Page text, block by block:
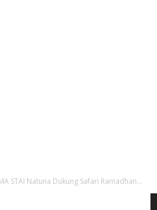
STAI Natuna Dukung Safari Ramadhan...